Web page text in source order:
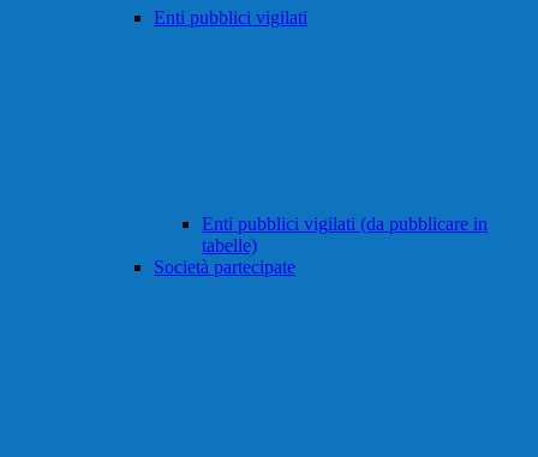
Enti pubblici vigilati
Enti pubblici vigilati (da pubblicare in
tabelle)
Società partecipate